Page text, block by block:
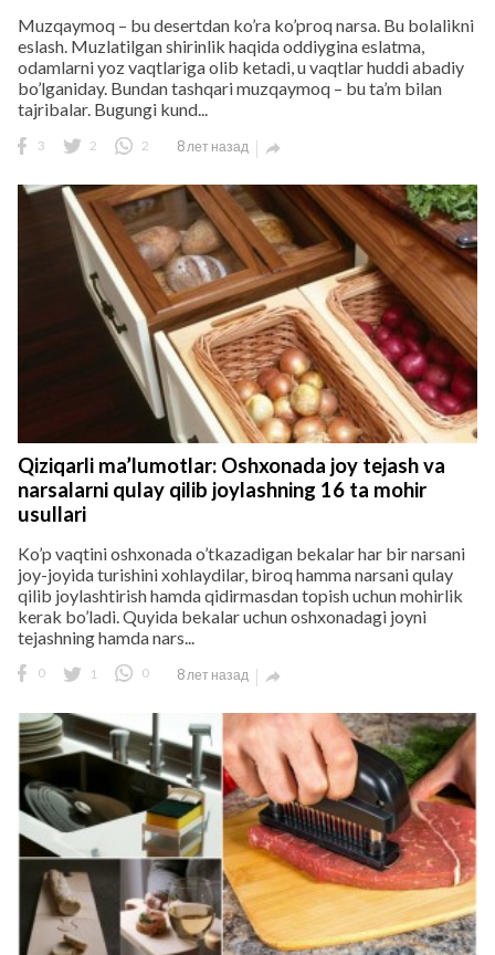
Muzqaymoq – bu desertdan ko’ra ko’proq narsa. Bu bolalikni
eslash. Muzlatilgan shirinlik haqida oddiygina eslatma,
odamlarni yoz vaqtlariga olib ketadi, u vaqtlar huddi abadiy
bo’lganiday. Bundan tashqari muzqaymoq – bu ta’m bilan
tajribalar. Bugungi kund...
3 2 2 8 лет назад 
Qiziqarli ma’lumotlar: Oshxonada joy tejash va
narsalarni qulay qilib joylashning 16 ta mohir
usullari
Ko’p vaqtini oshxonada o’tkazadigan bekalar har bir narsani
joy-joyida turishini xohlaydilar, biroq hamma narsani qulay
qilib joylashtirish hamda qidirmasdan topish uchun mohirlik
kerak bo’ladi. Quyida bekalar uchun oshxonadagi joyni
tejashning hamda nars...
0 1 0 8 лет назад 